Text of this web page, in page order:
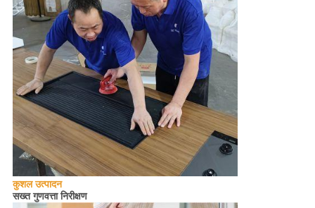
कुशल उत्पादन
सख्त गुणवत्ता निरीक्षण